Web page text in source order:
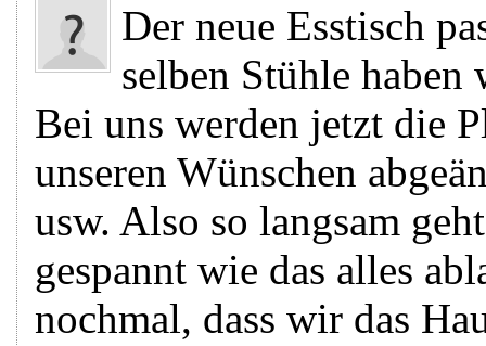
Der neue Esstisch
selben Stühle
Bei uns werden jetzt die
unseren Wünschen
usw. Also so langsam
gespannt wie das alles
nochmal, dass wir das